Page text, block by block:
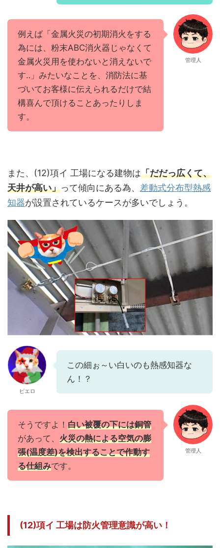
例えば「金属火災の初期消火をする
為には、粉末ABC消火器じゃなくて
金属火災用を使わないと消えないで
す‥」みたいなことを、消防法に基
づいてお客様に伝えられるだけで結
構喜んで頂けることあったりしま
す。
管理人
また、(12)項イ 工場になる建物は「だだっ広くて、
天井が高い」って傾向にある為、 差動式分布型熱感
知器が設置されているケースが多いでしょう。
ピエロ
この細ぉ～い白いのも熱感知器な
ん！？
そうですよ！ 白い被覆の下には銅管
があって、 火災の熱による空気の膨
張(温度差)を検出することで作動す
る仕組みです。
管理人
(12)項イ 工場は防火管理意識が高い！